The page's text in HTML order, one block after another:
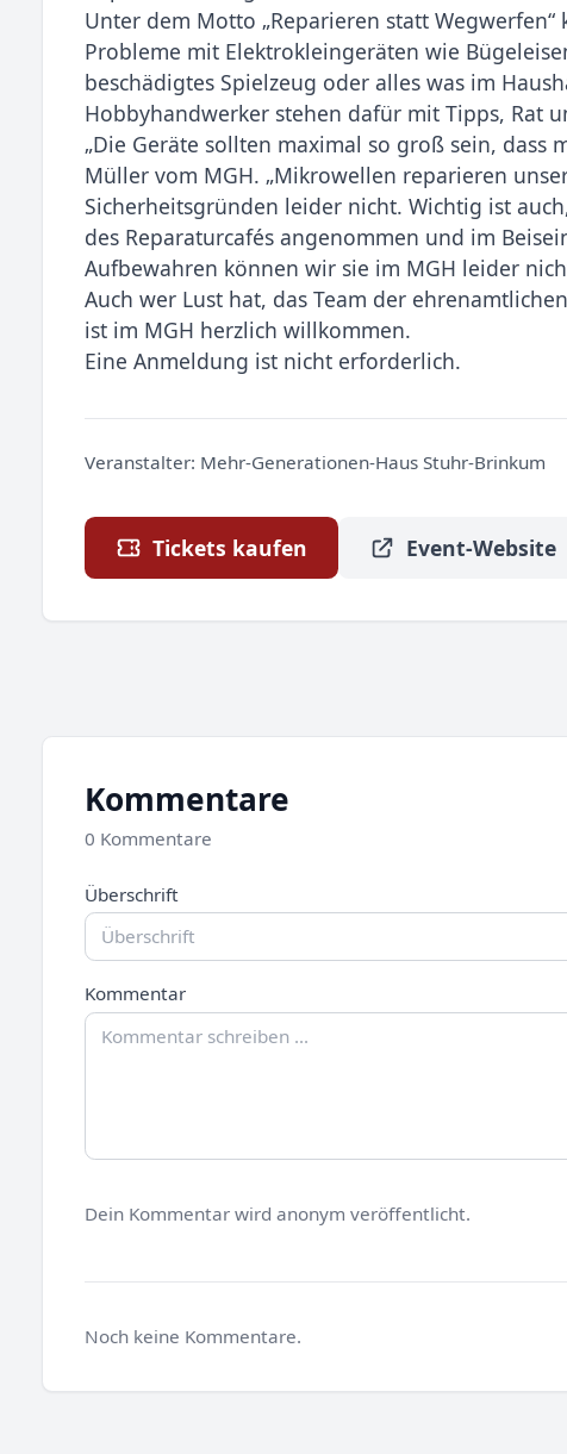
Unter dem Motto „Reparieren statt
Probleme mit Elektrokleingeräten wie
beschädigtes Spielzeug oder alles was im
Hobbyhandwerker stehen dafür mit Tipps, Rat
„Die Geräte sollten maximal so groß sein, dass
Müller vom MGH. „Mikrowellen reparieren
Sicherheitsgründen leider nicht. Wichtig ist
des Reparaturcafés angenommen und im
Aufbewahren können wir sie im MGH leider
Auch wer Lust hat, das Team der
ist im MGH herzlich willkommen.
Eine Anmeldung ist nicht erforderlich.
Veranstalter: Mehr-Generationen-Haus Stuhr-Brinkum
Tickets kaufen Event-Website
Kommentare
0 Kommentare
Überschrift
Kommentar
Dein Kommentar wird anonym veröffentlicht.
Noch keine Kommentare.